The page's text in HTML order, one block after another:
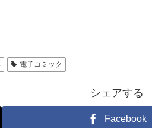
電子コミック
シェアする
Facebook